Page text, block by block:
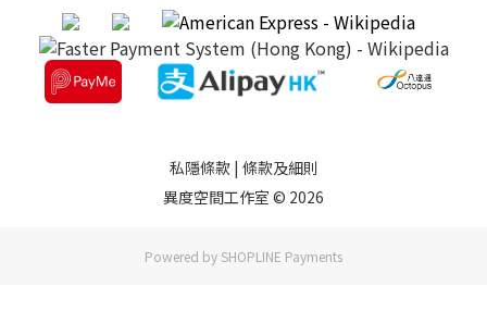
私隱條款| 條款及細則
異度空間工作室 © 2026
Powered by SHOPLINE Payments